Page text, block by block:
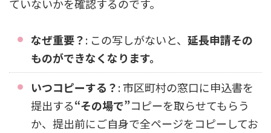
ていないかを確認するのです。
なぜ重要？: この写しがないと、 延長申請その
ものができなくなります。
いつコピーする？: 市区町村の窓口に申込書を
提出する“その場で”コピーを取らせてもらう
か、提出前にご自身で全ページをコピーしてお